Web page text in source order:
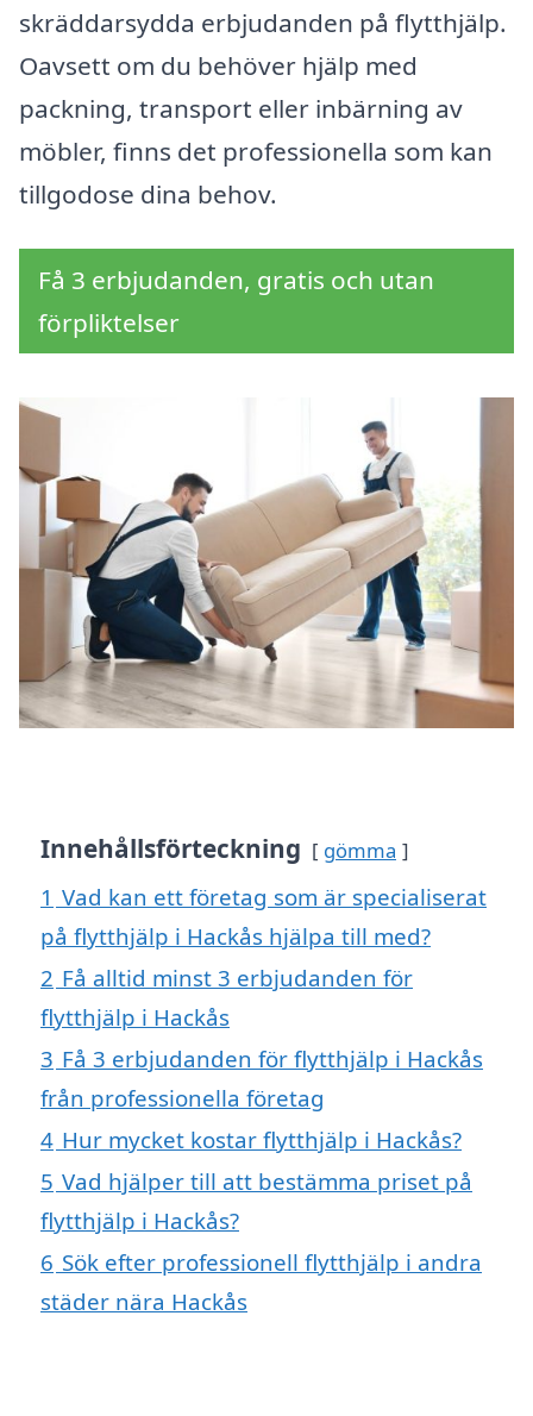
skräddarsydda erbjudanden på flytthjälp.
Oavsett om du behöver hjälp med
packning, transport eller inbärning av
möbler, finns det professionella som kan
tillgodose dina behov.
Få 3 erbjudanden, gratis och utan
förpliktelser
Innehållsförteckning gömma
1 Vad kan ett företag som är specialiserat
på flytthjälp i Hackås hjälpa till med?
2 Få alltid minst 3 erbjudanden för
flytthjälp i Hackås
3 Få 3 erbjudanden för flytthjälp i Hackås
från professionella företag
4 Hur mycket kostar flytthjälp i Hackås?
5 Vad hjälper till att bestämma priset på
flytthjälp i Hackås?
6 Sök efter professionell flytthjälp i andra
städer nära Hackås